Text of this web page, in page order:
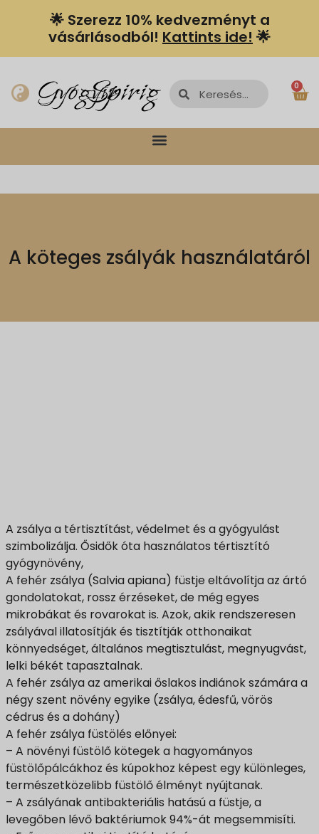
🌟 Szerezz 10% kedvezményt a
vásárlásodból! Kattints ide! 🌟
GyógyírSpiriguru 0
A köteges zsályák használatáról
A zsálya a tértisztítást, védelmet és a gyógyulást
szimbolizálja. Ősidők óta használatos tértisztító
gyógynövény,
A fehér zsálya (Salvia apiana) füstje eltávolítja az ártó
gondolatokat, rossz érzéseket, de még egyes
mikrobákat és rovarokat is. Azok, akik rendszeresen
zsályával illatosítják és tisztítják otthonaikat
könnyedséget, általános megtisztulást, megnyugvást,
lelki békét tapasztalnak.
A fehér zsálya az amerikai őslakos indiánok számára a
négy szent növény egyike (zsálya, édesfű, vörös
cédrus és a dohány)
A fehér zsálya füstölés előnyei:
– A növényi füstölő kötegek a hagyományos
füstölőpálcákhoz és kúpokhoz képest egy különleges,
természetközelibb füstölő élményt nyújtanak.
– A zsályának antibakteriális hatású a füstje, a
levegőben lévő baktériumok 94%-át megsemmisíti.